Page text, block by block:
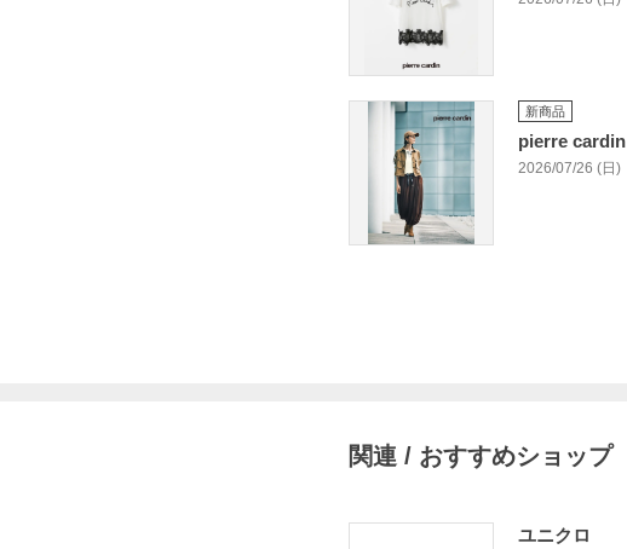
新商品
pierre cardin
2026/07/26 (日)
関連 / おすすめショップ
ユニクロ